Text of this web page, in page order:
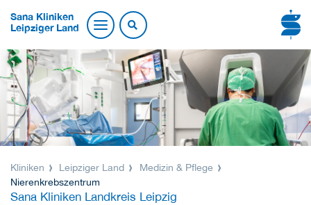
Sana Kliniken
Leipziger Land
Kliniken Leipziger Land
Medizin & Pflege
Nierenkrebszentrum
Sana Kliniken Landkreis Leipzig